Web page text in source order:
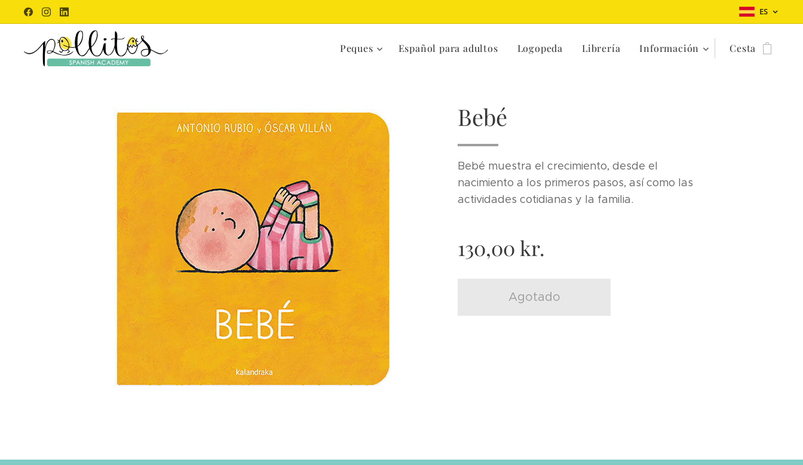
ES
Peques Español para adultos Logopeda Librería Información Cesta
Bebé
Bebé muestra el crecimiento, desde el
nacimiento a los primeros pasos, así como las
actividades cotidianas y la familia.
130,00kr.
Agotado